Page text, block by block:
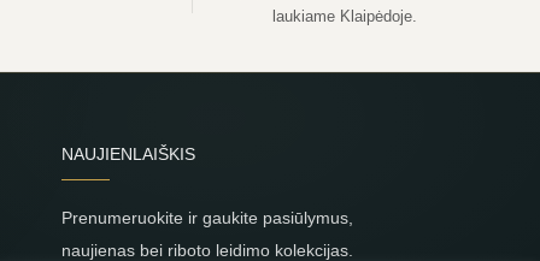
laukiame Klaipėdoje.
NAUJIENLAIŠKIS
Prenumeruokite ir gaukite pasiūlymus,
naujienas bei riboto leidimo kolekcijas.